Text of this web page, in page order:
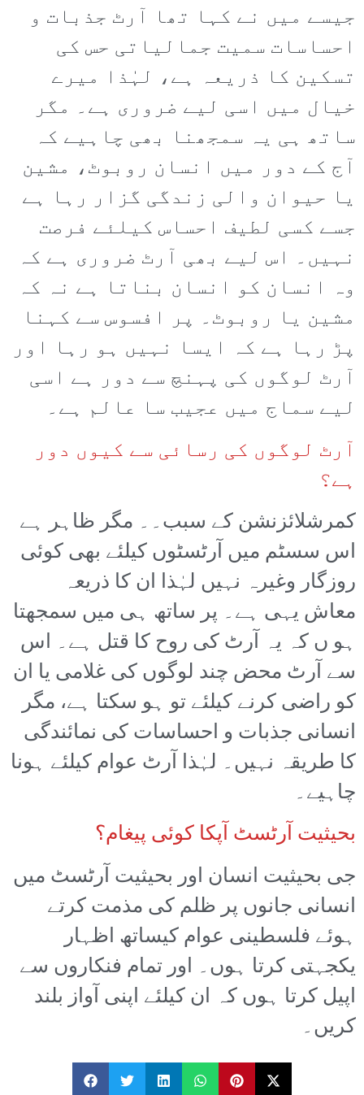
جیسے میں نے کہا تھا آرٹ جذبات و
احساسات سمیت جمالیاتی حس کی
تسکین کا ذریعہ ہے، لہٰذا میرے
خیال میں اسی لیے ضروری ہے۔ مگر
ساتھ ہی یہ سمجھنا بھی چاہیے کہ
آج کے دور میں انسان روبوٹ، مشین
یا حیوان والی زندگی گزار رہا ہے
جسے کسی لطیف احساس کیلئے فرصت
نہیں۔ اس لیے بھی آرٹ ضروری ہے کہ
وہ انسان کو انسان بناتا ہے نہ کہ
مشین یا روبوٹ۔ پر افسوس سے کہنا
پڑ رہا ہے کہ ایسا نہیں ہو رہا اور
آرٹ لوگوں کی پہنچ سے دور ہے اسی
لیے سماج میں عجیب سا عالم ہے۔
آرٹ لوگوں کی رسائی سے کیوں دور
ہے؟
کمرشلائزنشن کے سبب۔۔ مگر ظاہر ہے
اس سسٹم میں آرٹسٹوں کیلئے بھی کوئی
روزگار وغیرہ نہیں لہٰذا ان کا ذریعہ
معاش یہی ہے۔ پر ساتھ ہی میں سمجھتا
ہو ں کہ یہ آرٹ کی روح کا قتل ہے۔ اس
سے آرٹ محض چند لوگوں کی غلامی یا ان
کو راضی کرنے کیلئے تو ہو سکتا ہے، مگر
انسانی جذبات و احساسات کی نمائندگی
کا طریقہ نہیں۔ لہٰذا آرٹ عوام کیلئے ہونا
چاہیے۔
بحیثیت آرٹسٹ آپکا کوئی پیغام؟
جی بحیثیت انسان اور بحیثیت آرٹسٹ میں
انسانی جانوں پر ظلم کی مذمت کرتے
ہوئے فلسطینی عوام کیساتھ اظہار
یکجہتی کرتا ہوں۔ اور تمام فنکاروں سے
اپیل کرتا ہوں کہ ان کیلئے اپنی آواز بلند
کریں۔